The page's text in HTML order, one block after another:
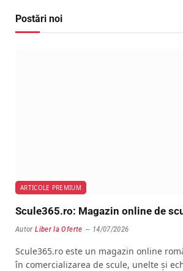
Postări noi
ARTICOLE PREMIUM
Scule365.ro: Magazin online de
Autor Liber la Oferte 14/07/2026
Scule365.ro este un magazin online
în comercializarea de scule, unelte și